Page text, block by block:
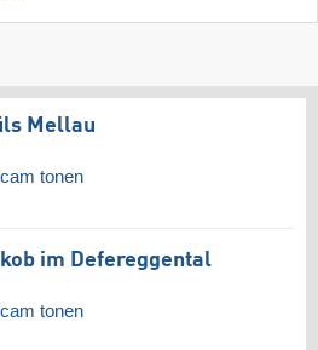
Mellau
tonen
im Defereggental
tonen